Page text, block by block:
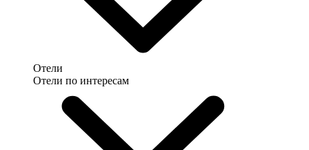
Отели
Отели по интересам